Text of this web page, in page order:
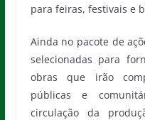
para feiras, festivais e
Ainda no pacote de
selecionadas para
obras que irão
públicas e
circulação da